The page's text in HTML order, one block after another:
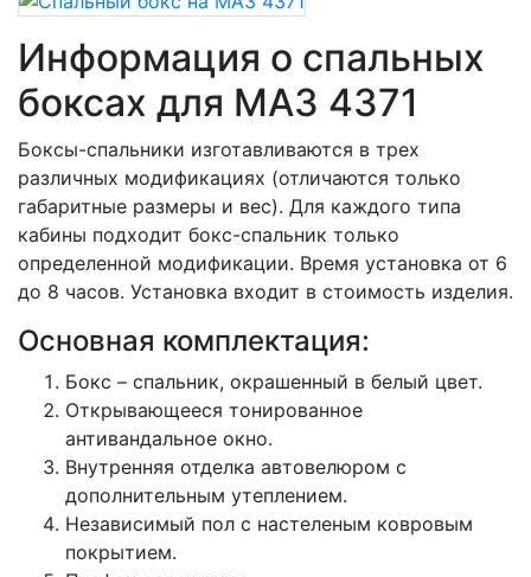
Информация о спальных
боксах для МАЗ 4371
Боксы-спальники изготавливаются в трех
различных модификациях (отличаются только
габаритные размеры и вес). Для каждого типа
кабины подходит бокс-спальник только
определенной модификации. Время установка от 6
до 8 часов. Установка входит в стоимость изделия.
Основная комплектация:
Бокс – спальник, окрашенный в белый цвет.
Открывающееся тонированное
антивандальное окно.
Внутренняя отделка автовелюром с
дополнительным утеплением.
Независимый пол с настеленым ковровым
покрытием.